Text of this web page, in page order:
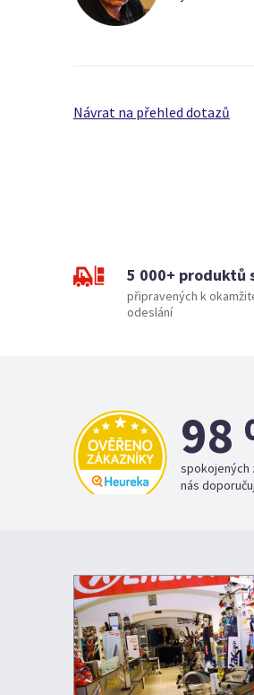
Návrat na přehled dotazů
5 000+ produktů
připravených k
odeslání
98
spokojených
nás